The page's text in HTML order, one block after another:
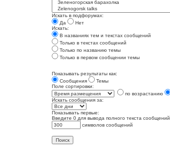
Искать в подфорумах:
Да
Нет
Искать:
В названиях тем и текстах сообщений
Только в текстах сообщений
Только по названию темы
Только в первом сообщении темы
Показывать результаты как:
Сообщения
Темы
Поле сортировки:
по возрастанию
Искать сообщения за:
Показывать первые:
Введите 0 для вывода полного текста сообщений.
символов сообщений